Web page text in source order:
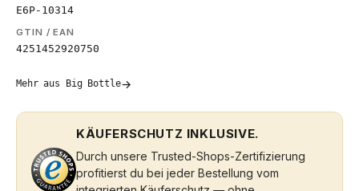
E6P-10314
GTIN / EAN
4251452920750
Mehr aus Big Bottle→
KÄUFERSCHUTZ INKLUSIVE.
Durch unsere Trusted-Shops-Zertifizierung
profitierst du bei jeder Bestellung vom